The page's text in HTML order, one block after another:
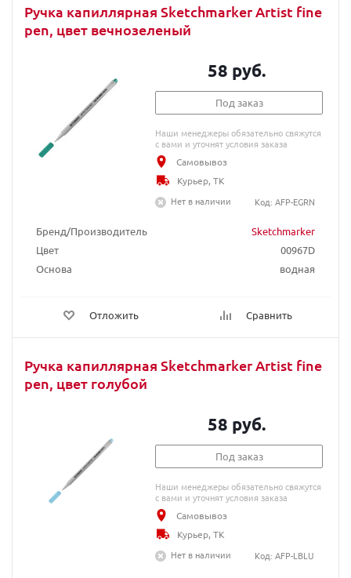
Ручка капиллярная Sketchmarker Artist fine
pen, цвет вечнозеленый
Бренд/Производитель
Sketchmarker
Цвет
00967D
Основа
водная
Отложить Сравнить
58 руб.
Под заказ
Наши менеджеры обязательно свяжутся
с вами и уточнят условия заказа
Самовывоз
Курьер, ТК
Нет в наличии
Код: AFP-EGRN
Ручка капиллярная Sketchmarker Artist fine
pen, цвет голубой
58 руб.
Под заказ
Наши менеджеры обязательно свяжутся
с вами и уточнят условия заказа
Самовывоз
Курьер, ТК
Нет в наличии
Код: AFP-LBLU